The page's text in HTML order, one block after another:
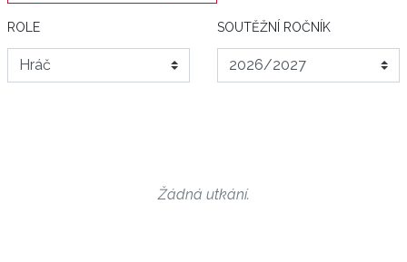
ROLE SOUTĚŽNÍ ROČNÍK
Žádná utkání.